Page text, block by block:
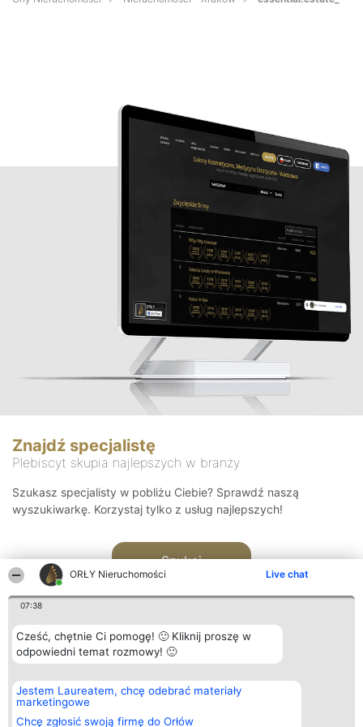
ORŁY Nieruchomości Live chat
07:38
Cześć, chętnie Ci pomogę! 🙂 Kliknij proszę w
odpowiedni temat rozmowy! 🙂
Jestem Laureatem, chcę odebrać materiały
marketingowe
Chcę zgłosić swoją firmę do Orłów
Znajdź specjalistę
Plebiscyt skupia najlepszych w branży
Szukasz specjalisty w pobliżu Ciebie? Sprawdź naszą
wyszukiwarkę. Korzystaj tylko z usług najlepszych!
Szukaj
Organizator plebiscytu
Bright Side Solutions sp. z o.
o. sp. k.
ul. Ruska 22
Plebiscyt
Laureaci
wszystkich
Kontakt
Kontakt